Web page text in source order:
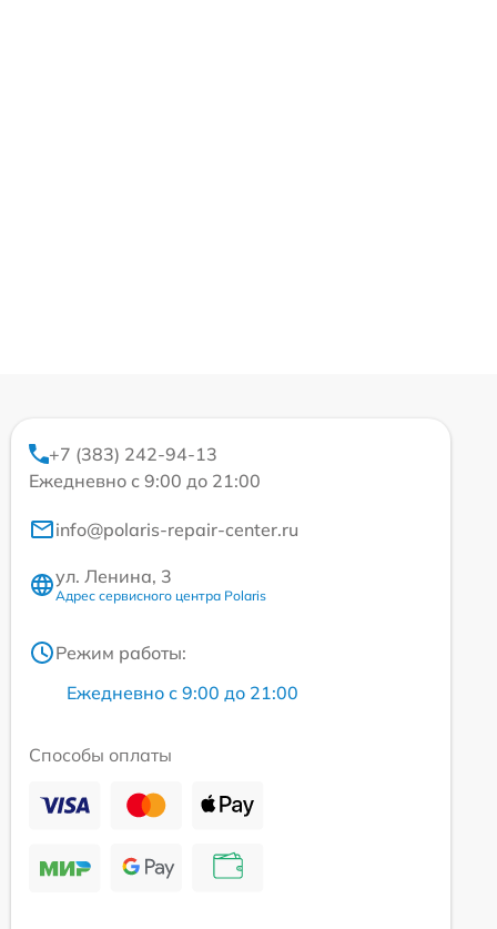
+7 (383) 242-94-13
Ежедневно с 9:00 до 21:00
info@polaris-repair-center.ru
ул. Ленина, 3
Адрес сервисного центра Polaris
Режим работы:
Ежедневно с 9:00 до 21:00
Способы оплаты